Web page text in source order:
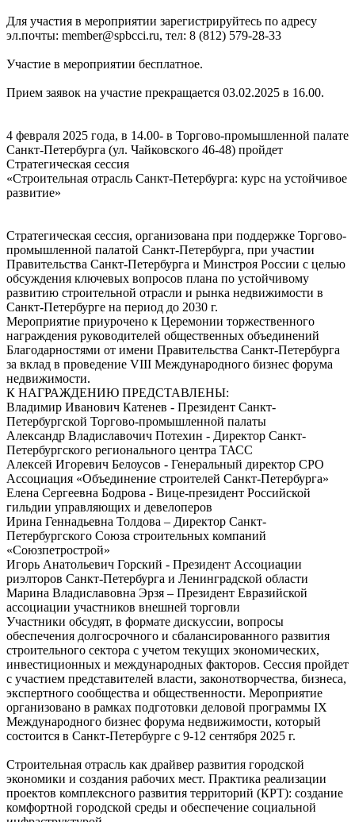
Для участия в мероприятии зарегистрируйтесь по адресу
эл.почты: member@spbcci.ru, тел: 8 (812) 579-28-33
Участие в мероприятии бесплатное.
Прием заявок на участие прекращается 03.02.2025 в 16.00.
4 февраля 2025 года, в 14.00- в Торгово-промышленной палате
Санкт-Петербурга (ул. Чайковского 46-48) пройдет
Стратегическая сессия
«Строительная отрасль Санкт-Петербурга: курс на устойчивое
развитие»
Стратегическая сессия, организована при поддержке Торгово-
промышленной палатой Санкт-Петербурга, при участии
Правительства Санкт-Петербурга и Минстроя России с целью
обсуждения ключевых вопросов плана по устойчивому
развитию строительной отрасли и рынка недвижимости в
Санкт-Петербурге на период до 2030 г.
Мероприятие приурочено к Церемонии торжественного
награждения руководителей общественных объединений
Благодарностями от имени Правительства Санкт-Петербурга
за вклад в проведение VIII Международного бизнес форума
недвижимости.
К НАГРАЖДЕНИЮ ПРЕДСТАВЛЕНЫ:
Владимир Иванович Катенев - Президент Санкт-
Петербургской Торгово-промышленной палаты
Александр Владиславочич Потехин - Директор Санкт-
Петербургского регионального центра ТАСС
Алексей Игоревич Белоусов - Генеральный директор СРО
Ассоциация «Объединение строителей Санкт-Петербурга»
Елена Сергеевна Бодрова - Вице-президент Российской
гильдии управляющих и девелоперов
Ирина Геннадьевна Толдова – Директор Санкт-
Петербургского Союза строительных компаний
«Союзпетрострой»
Игорь Анатольевич Горский - Президент Ассоциации
риэлторов Санкт-Петербурга и Ленинградской области
Марина Владиславовна Эрзя – Президент Евразийской
ассоциации участников внешней торговли
Участники обсудят, в формате дискуссии, вопросы
обеспечения долгосрочного и сбалансированного развития
строительного сектора с учетом текущих экономических,
инвестиционных и международных факторов. Сессия пройдет
с участием представителей власти, законотворчества, бизнеса,
экспертного сообщества и общественности. Мероприятие
организовано в рамках подготовки деловой программы IX
Международного бизнес форума недвижимости, который
состоится в Санкт-Петербурге с 9-12 сентября 2025 г.
Строительная отрасль как драйвер развития городской
экономики и создания рабочих мест. Практика реализации
проектов комплексного развития территорий (КРТ): создание
комфортной городской среды и обеспечение социальной